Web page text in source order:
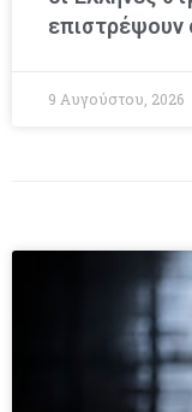
επιστρέψουν
9 Αυγούστου, 2026